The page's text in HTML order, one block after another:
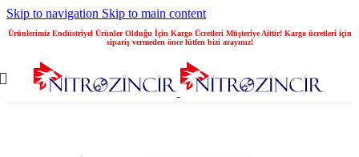
Skip to navigation Skip to main content
Ürünlerimiz Endüstriyel Ürünler Olduğu İçin Kargo Ücretleri Müşteriye Aittir! Kargo ücretleri için
sipariş vermeden önce lütfen bizi arayınız!